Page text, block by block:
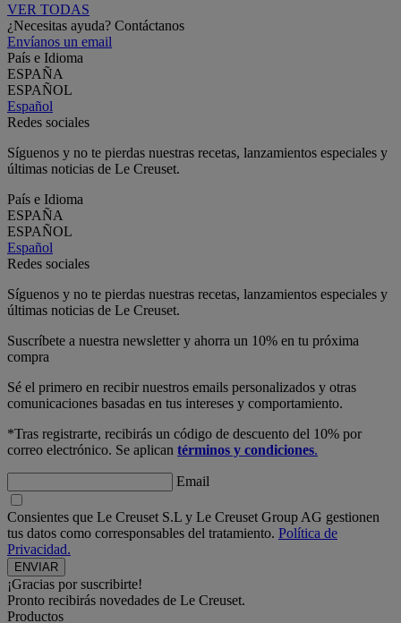
VER TODAS
¿Necesitas ayuda? Contáctanos
Envíanos un email
País e Idioma
ESPAÑA
ESPAÑOL
Español
Redes sociales
Síguenos y no te pierdas nuestras recetas, lanzamientos especiales y
últimas noticias de Le Creuset.
País e Idioma
ESPAÑA
ESPAÑOL
Español
Redes sociales
Síguenos y no te pierdas nuestras recetas, lanzamientos especiales y
últimas noticias de Le Creuset.
Suscríbete a nuestra newsletter y ahorra un 10% en tu próxima
compra
Sé el primero en recibir nuestros emails personalizados y otras
comunicaciones basadas en tus intereses y comportamiento.
*Tras registrarte, recibirás un código de descuento del 10% por
correo electrónico. Se aplican términos y condiciones.
Email
Consientes que Le Creuset S.L y Le Creuset Group AG gestionen
tus datos como corresponsables del tratamiento. Política de
Privacidad.
¡Gracias por suscribirte!
Pronto recibirás novedades de Le Creuset.
Productos